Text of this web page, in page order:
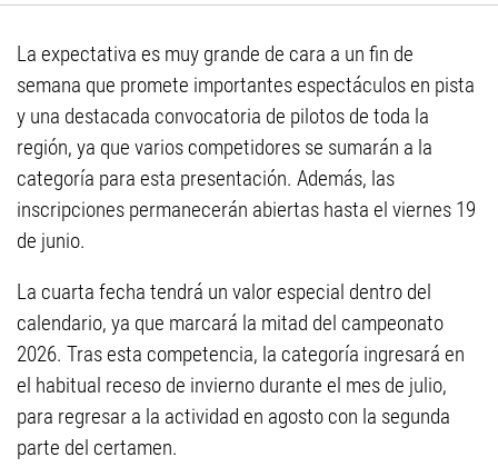
La expectativa es muy grande de cara a un fin de
semana que promete importantes espectáculos en pista
y una destacada convocatoria de pilotos de toda la
región, ya que varios competidores se sumarán a la
categoría para esta presentación. Además, las
inscripciones permanecerán abiertas hasta el viernes 19
de junio.
La cuarta fecha tendrá un valor especial dentro del
calendario, ya que marcará la mitad del campeonato
2026. Tras esta competencia, la categoría ingresará en
el habitual receso de invierno durante el mes de julio,
para regresar a la actividad en agosto con la segunda
parte del certamen.